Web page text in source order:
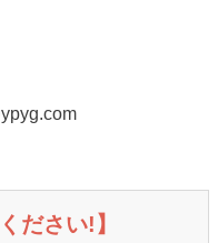
ださい!】